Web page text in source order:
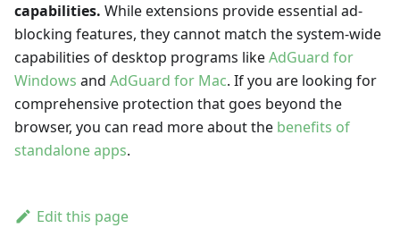
capabilities. While extensions provide essential ad-
blocking features, they cannot match the system-wide
capabilities of desktop programs likeAdGuard for
Windows and AdGuard for Mac. If you are looking for
comprehensive protection that goes beyond the
browser, you can read more about the benefits of
standalone apps.
Edit this page